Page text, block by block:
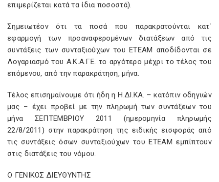
επιμερίζεται κατά τα ίδια ποσοστά).
Σημειωτέον ότι τα ποσά που παρακρατούνται κατ΄
εφαρμογή των προαναφερομένων διατάξεων από τις
συντάξεις των συνταξιούχων του ΕΤΕΑΜ αποδίδονται σε
Λογαριασμό του Α.Κ.Α.ΓΕ. το αργότερο μέχρι το τέλος του
επόμενου, από την παρακράτηση, μήνα.
Τέλος επισημαίνουμε ότι ήδη η Η.ΔΙ.ΚΑ. – κατόπιν οδηγιών
μας – έχει προβεί με την πληρωμή των συντάξεων του
μήνα ΣΕΠΤΕΜΒΡΙΟΥ 2011 (ημερομηνία πληρωμής
22/8/2011) στην παρακράτηση της ειδικής εισφοράς από
τις συντάξεις όσων συνταξιούχων του ΕΤΕΑΜ εμπίπτουν
στις διατάξεις του νόμου.
Ο ΓΕΝΙΚΟΣ ΔΙΕΥΘΥΝΤΗΣ